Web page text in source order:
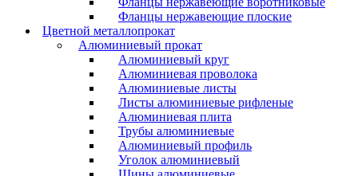
Фланцы нержавеющие плоские
Цветной металлопрокат
Алюминиевый прокат
Алюминиевый круг
Алюминиевая проволока
Алюминиевые листы
Листы алюминиевые рифленые
Алюминиевая плита
Трубы алюминиевые
Алюминиевый профиль
Уголок алюминиевый